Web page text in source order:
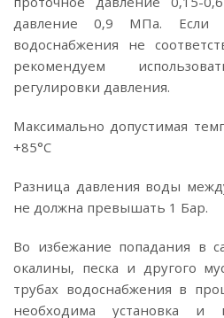
давление 0,9 МПа. Если
водоснабжения не
рекомендуем
регулировки давления.
Максимально допустимая
+85°C
Разница давления воды
не должна превышать 1 Бар.
Во избежание попадания в
окалины, песка и другого
трубах водоснабжения в
необходима установка и